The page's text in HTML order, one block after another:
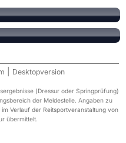
Desktopversion
(Dressur oder Springprüfung)
der Meldestelle. Angaben zu
Verlauf der Reitsportveranstaltung von
übermittelt.